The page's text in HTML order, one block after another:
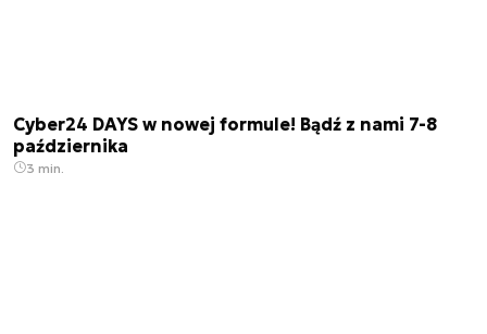
Cyber24 DAYS w nowej formule! Bądź z nami 7-8
października
3 min.